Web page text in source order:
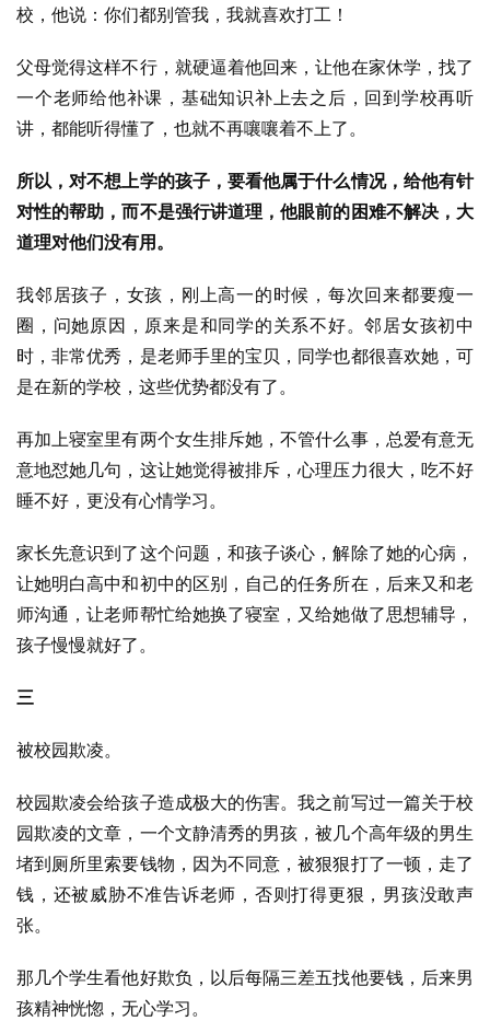
校，他说：你们都别管我，我就喜欢打工！
父母觉得这样不行，就硬逼着他回来，让他在家休学，找了
一个老师给他补课，基础知识补上去之后，回到学校再听
讲，都能听得懂了，也就不再嚷嚷着不上了。
所以，对不想上学的孩子，要看他属于什么情况，给他有针
对性的帮助，而不是强行讲道理，他眼前的困难不解决，大
道理对他们没有用。
我邻居孩子，女孩，刚上高一的时候，每次回来都要瘦一
圈，问她原因，原来是和同学的关系不好。邻居女孩初中
时，非常优秀，是老师手里的宝贝，同学也都很喜欢她，可
是在新的学校，这些优势都没有了。
再加上寝室里有两个女生排斥她，不管什么事，总爱有意无
意地怼她几句，这让她觉得被排斥，心理压力很大，吃不好
睡不好，更没有心情学习。
家长先意识到了这个问题，和孩子谈心，解除了她的心病，
让她明白高中和初中的区别，自己的任务所在，后来又和老
师沟通，让老师帮忙给她换了寝室，又给她做了思想辅导，
孩子慢慢就好了。
三
被校园欺凌。
校园欺凌会给孩子造成极大的伤害。我之前写过一篇关于校
园欺凌的文章，一个文静清秀的男孩，被几个高年级的男生
堵到厕所里索要钱物，因为不同意，被狠狠打了一顿，走了
钱，还被威胁不准告诉老师，否则打得更狠，男孩没敢声
张。
那几个学生看他好欺负，以后每隔三差五找他要钱，后来男
孩精神恍惚，无心学习。